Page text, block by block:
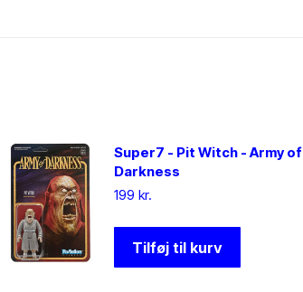
Super7 - Pit Witch - Army of
Darkness
199kr.
Tilføj til kurv